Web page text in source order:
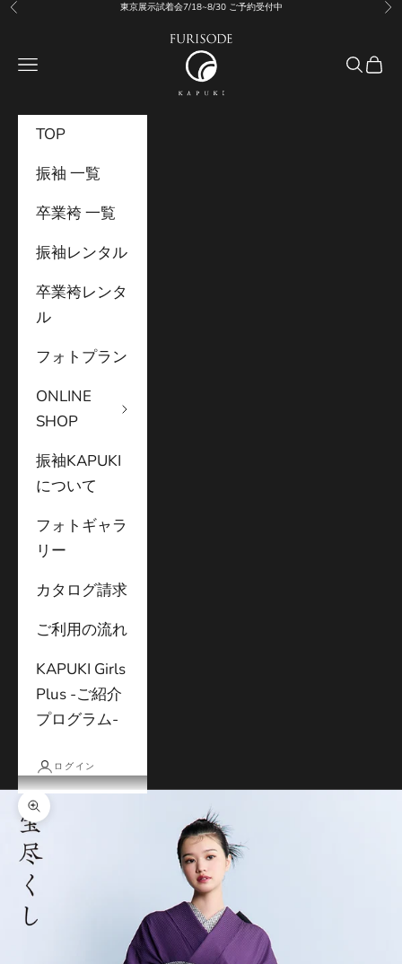
コンテンツへスキップ
前へ 東京展示試着会7/18~8/30 ご予約受付中 次
振袖KAPUKI
メニュー
検索カー
TOP
振袖 一覧
卒業袴 一覧
振袖レンタル
卒業袴レンタ
ル
フォトプラン
ONLINE
SHOP
振袖KAPUKI
について
フォトギャラ
リー
カタログ請求
ご利用の流れ
KAPUKI Girls
Plus -ご紹介
プログラム-
ログイン
ズームイン
規